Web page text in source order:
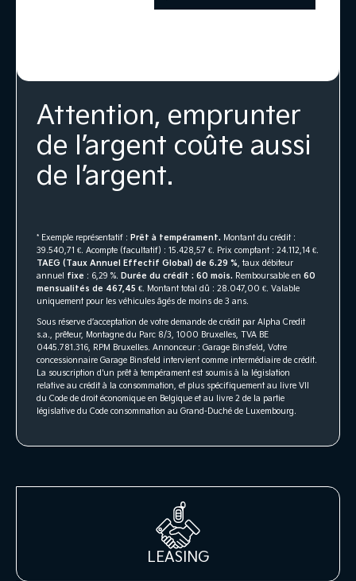
Attention, emprunter
de l’argent coûte aussi
de l’argent.
* Exemple représentatif : Prêt à tempérament. Montant du crédit :
39.540,71 €. Acompte (facultatif) : 15.428,57 €. Prix comptant : 24.112,14 €.
TAEG (Taux Annuel Effectif Global) de 6.29 %, taux débiteur
annuel fixe : 6,29 %. Durée du crédit : 60 mois. Remboursable en 60
mensualités de 467,45 €. Montant total dû : 28.047,00 €. Valable
uniquement pour les véhicules âgés de moins de 3 ans.
Sous réserve d’acceptation de votre demande de crédit par Alpha Credit
s.a., prêteur, Montagne du Parc 8/3, 1000 Bruxelles, TVA BE
0445.781.316, RPM Bruxelles. Annonceur : Garage Binsfeld, Votre
concessionnaire Garage Binsfeld intervient comme intermédiaire de crédit.
La souscription d'un prêt à tempérament est soumis à la législation
relative au crédit à la consommation, et plus spécifiquement au livre VII
du Code de droit économique en Belgique et au livre 2 de la partie
législative du Code consommation au Grand-Duché de Luxembourg.
LEASING